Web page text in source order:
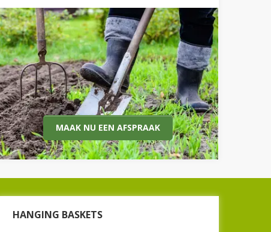
MAAK NU EEN AFSPRAAK
Naast tuincentrum zijn wij ook hovenier. Met
meer dan 50 jaar ervaring zijn wij uw
groenspecialist in de
regio Zuid-Limburg
. Wilt u
uw tuin verbouwen, onderhouden, bestraten of
aanleggen? Droomt u van een mooie tuin? Dit is
uw kans! Neem contact met ons op voor een
vrijblijvend gesprek.
het maken van een border met mooie tuin-
en zomerplanten
het aanleggen van graszoden
het onderhouden van uw tuin op
regelmatige basis
HANGING BASKETS